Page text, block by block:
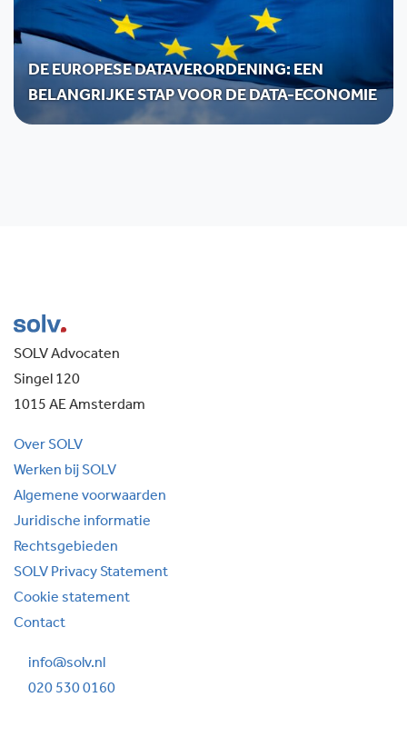
DE EUROPESE DATAVERORDENING: EEN
BELANGRIJKE STAP VOOR DE DATA-ECONOMIE
SOLV Advocaten
Singel 120
1015 AE Amsterdam
Over SOLV
Werken bij SOLV
Algemene voorwaarden
Juridische informatie
Rechtsgebieden
SOLV Privacy Statement
Cookie statement
Contact
info@solv.nl
020 530 0160